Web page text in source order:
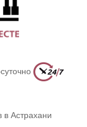
в Астрахани